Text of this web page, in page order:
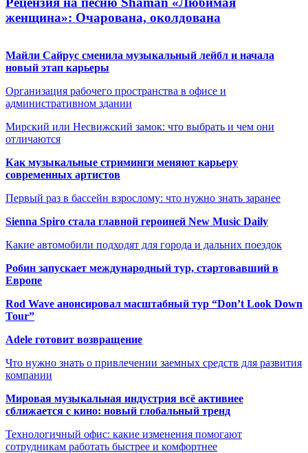
женщина»: Очарована, околдована
Майли Сайрус сменила музыкальный лейбл и начала
новый этап карьеры
Организация рабочего пространства в офисе и
административном здании
Мирский или Несвижский замок: что выбрать и чем они
отличаются
Как музыкальные стриминги меняют карьеру
современных артистов
Первый раз в бассейн взрослому: что нужно знать заранее
Sienna Spiro стала главной героиней New Music Daily
Какие автомобили подходят для города и дальних поездок
Робин запускает международный тур, стартовавший в
Европе
Rod Wave анонсировал масштабный тур “Don’t Look Down
Tour”
Adele готовит возвращение
Что нужно знать о привлечении заемных средств для развития
компании
Мировая музыкальная индустрия всё активнее
сближается с кино: новый глобальный тренд
Технологичный офис: какие изменения помогают
сотрудникам работать быстрее и комфортнее